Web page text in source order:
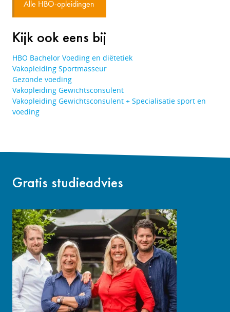
Alle HBO-opleidingen
Kijk ook eens bij
HBO Bachelor Voeding en diëtetiek
Vakopleiding Sportmasseur
Gezonde voeding
Vakopleiding Gewichtsconsulent
Vakopleiding Gewichtsconsulent + Specialisatie sport en
voeding
Gratis studieadvies